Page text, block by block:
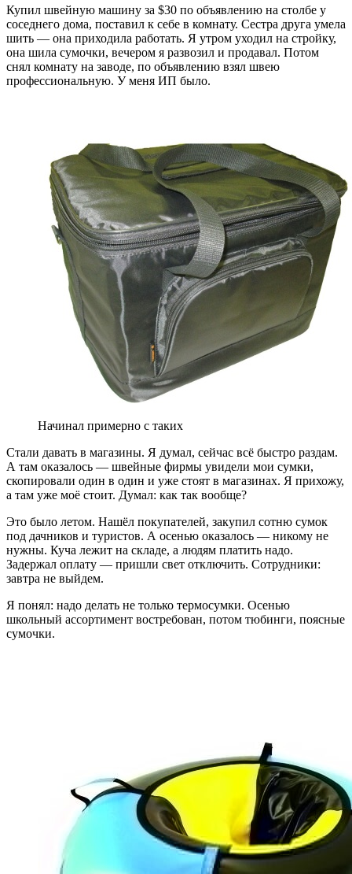
Купил швейную машину за $30 по объявлению на столбе у
соседнего дома, поставил к себе в комнату. Сестра друга умела
шить — она приходила работать. Я утром уходил на стройку,
она шила сумочки, вечером я развозил и продавал. Потом
снял комнату на заводе, по объявлению взял швею
профессиональную. У меня ИП было.
Начинал примерно с таких
Стали давать в магазины. Я думал, сейчас всё быстро раздам.
А там оказалось — швейные фирмы увидели мои сумки,
скопировали один в один и уже стоят в магазинах. Я прихожу,
а там уже моё стоит. Думал: как так вообще?
Это было летом. Нашёл покупателей, закупил сотню сумок
под дачников и туристов. А осенью оказалось — никому не
нужны. Куча лежит на складе, а людям платить надо.
Задержал оплату — пришли свет отключить. Сотрудники:
завтра не выйдем.
Я понял: надо делать не только термосумки. Осенью
школьный ассортимент востребован, потом тюбинги, поясные
сумочки.